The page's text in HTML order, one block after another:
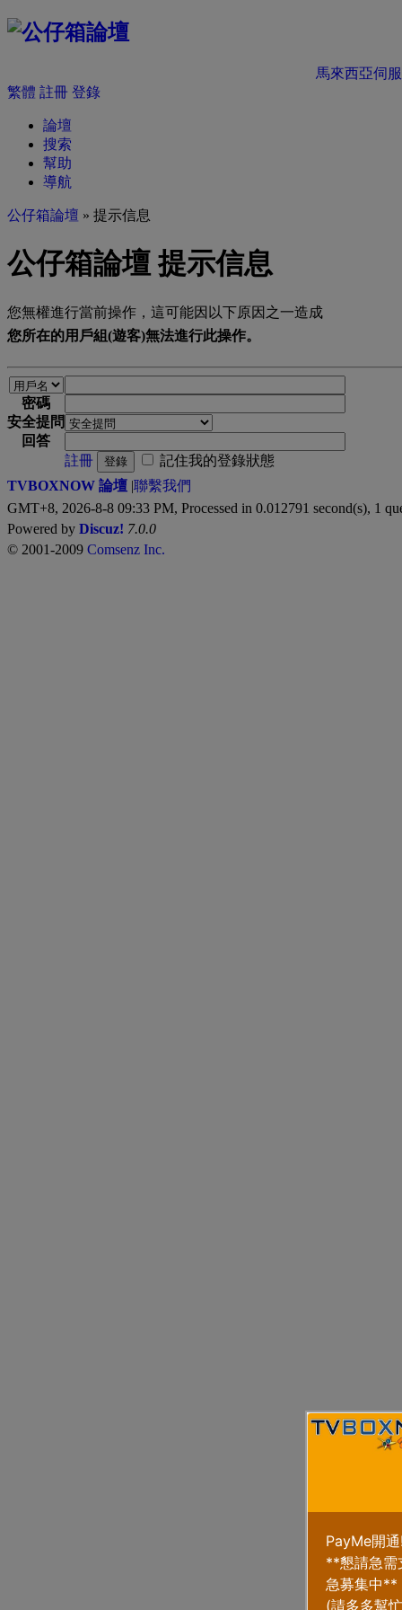
馬來西亞伺
繁體 註冊 登錄
論壇
搜索
幫助
導航
公仔箱論壇 » 提示信息
公仔箱論壇 提示信息
您無權進行當前操作，這可能因以下原因之一造成
您所在的用戶組(遊客)無法進行此操作。
密碼
安全提問
回答
註冊
登錄
記住我的登錄狀態
TVBOXNOW 論壇 |聯繫我們
GMT+8, 2026-8-8 09:33 PM, Processed in 0.012791 second(s), 1
Powered by Discuz! 7.0.0
© 2001-2009 Comsenz Inc.